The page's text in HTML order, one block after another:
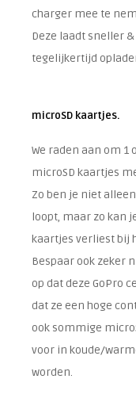
charger mee te
Deze laadt sneller
tegelijkertijd
microSD kaartjes.
We raden aan om
microSD kaartjes
Zo ben je niet
loopt, maar zo kan
kaartjes verliest bij
Bespaar ook zeker
op dat deze GoPro
dat ze een hoge
ook sommige
voor in koude/
worden.